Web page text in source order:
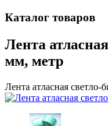
Каталог товаров
Лента
мм, метр
Лента атласная